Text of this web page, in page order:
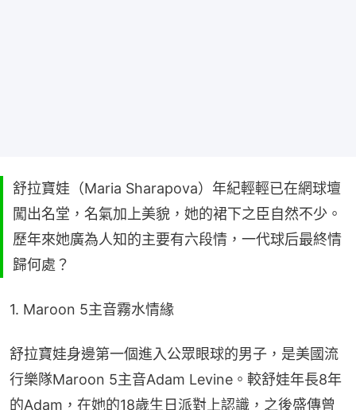
舒拉寶娃（Maria Sharapova）年紀輕輕已在網球壇
闖出名堂，名氣加上美貌，她的裙下之臣自然不少。
歷年來她廣為人知的主要有六段情，一代球后最終情
歸何處？
1. Maroon 5主音霧水情緣
舒拉寶娃身邊第一個進入公眾眼球的男子，是美國流
行樂隊Maroon 5主音Adam Levine。較舒娃年長8年
的Adam，在她的18歲生日派對上認識，之後盛傳曾